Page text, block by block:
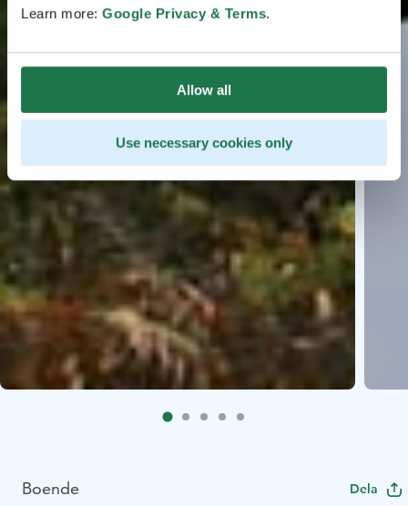
Learn more: Google Privacy & Terms.
Allow all
Use necessary cookies only
Boende Dela